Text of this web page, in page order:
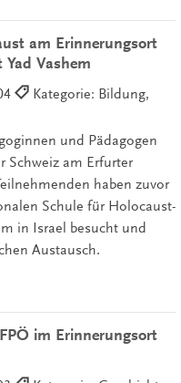
am Erinnerungsort
Vashem
Kategorie: Bildung,
und Pädagogen
Schweiz am Erfurter
haben zuvor
Schule für Holocaust-
in Israel besucht und
Austausch.
im Erinnerungsort